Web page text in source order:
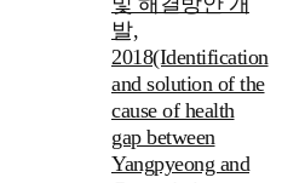
발,
2018(Identification
and solution of the
cause of health
gap between
Yangpyeong and